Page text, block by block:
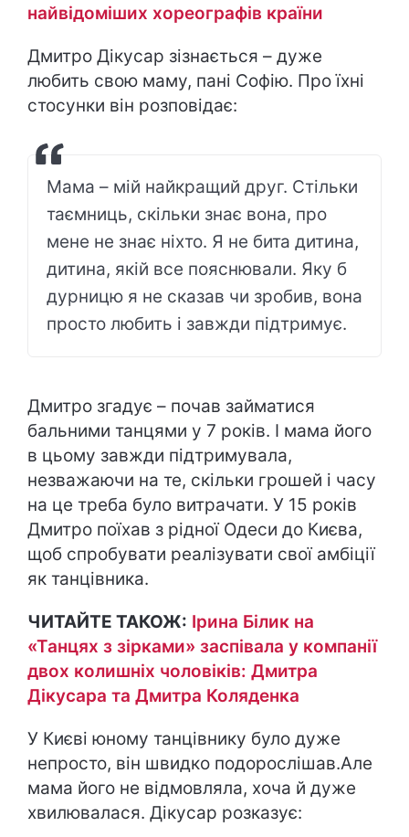
найвідоміших хореографів країни
Дмитро Дікусар зізнається – дуже
любить свою маму, пані Софію. Про їхні
стосунки він розповідає:
Мама – мій найкращий друг. Стільки
таємниць, скільки знає вона, про
мене не знає ніхто. Я не бита дитина,
дитина, якій все пояснювали. Яку б
дурницю я не сказав чи зробив, вона
просто любить і завжди підтримує.
Дмитро згадує – почав займатися
бальними танцями у 7 років. І мама його
в цьому завжди підтримувала,
незважаючи на те, скільки грошей і часу
на це треба було витрачати. У 15 років
Дмитро поїхав з рідної Одеси до Києва,
щоб спробувати реалізувати свої амбіції
як танцівника.
ЧИТАЙТЕ ТАКОЖ: Ірина Білик на
«Танцях з зірками» заспівала у компанії
двох колишніх чоловіків: Дмитра
Дікусара та Дмитра Коляденка
У Києві юному танцівнику було дуже
непросто, він швидко подорослішав.Але
мама його не відмовляла, хоча й дуже
хвилювалася. Дікусар розказує: